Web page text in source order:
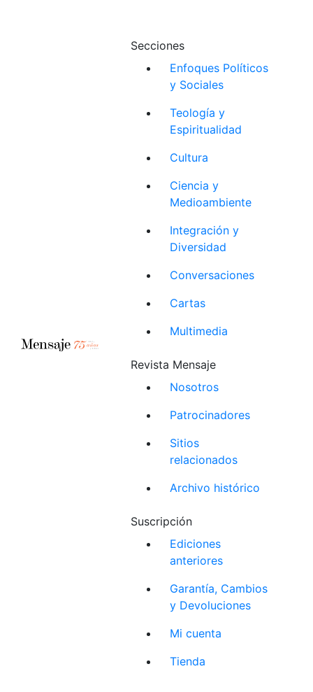
Secciones
Enfoques Políticos
y Sociales
Teología y
Espiritualidad
Cultura
Ciencia y
Medioambiente
Integración y
Diversidad
Conversaciones
Cartas
Multimedia
Revista Mensaje
Nosotros
Patrocinadores
Sitios
relacionados
Archivo histórico
Suscripción
Ediciones
anteriores
Garantía, Cambios
y Devoluciones
Mi cuenta
Tienda